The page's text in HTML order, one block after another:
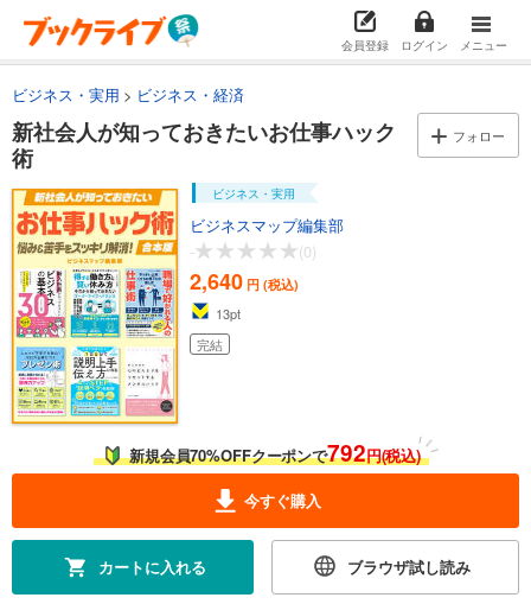
会員登録 ログイン メニュー
ビジネス・実用 ビジネス・経済
新社会人が知っておきたいお仕事ハック
術
フォロー
ビジネス・実用
ビジネスマップ編集部
-
(0)
2,640 円 (税込)
13pt
完結
新規会員70%OFFクーポンで792円(税込)
今すぐ購入
カートに入れる ブラウザ試し読み